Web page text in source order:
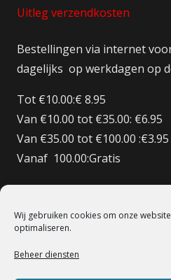
Wij gebruiken cookies om onze
optimaliseren.
Beheer diensten
Uitleg verzendkosten
Bestellingen via internet
dagelijks op werkdagen op
Tot €10.00:€ 8.95
Van €10.00 tot €35.00: €6.95
Van €35.00 tot €100.00 :€3.95
Vanaf 100.00:Gratis
Bestellingen BE/DE:€ 12.50
Bestellingen BE Boven de
Bestellingen FR:€15.00